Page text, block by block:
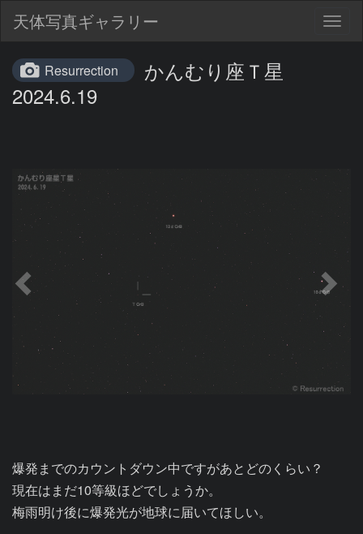
天体写真ギャラリー
Resurrection
かんむり座Ｔ星
2024.6.19
爆発までのカウントダウン中ですがあとどのくらい？
現在はまだ10等級ほどでしょうか。